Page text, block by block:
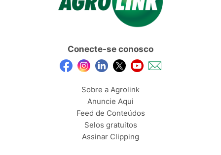
Conecte-se conosco
Sobre a Agrolink
Anuncie Aqui
Feed de Conteúdos
Selos gratuitos
Assinar Clipping